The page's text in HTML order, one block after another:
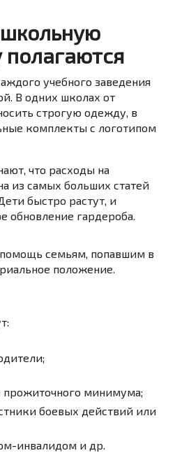
учебного заведения
В одних школах от
строгую одежду, в
комплекты с логотипом
что расходы на
из самых больших статей
быстро растут, и
обновление гардероба.
семьям, попавшим в
положение.
минимума;
боевых действий или
инвалидом и др.